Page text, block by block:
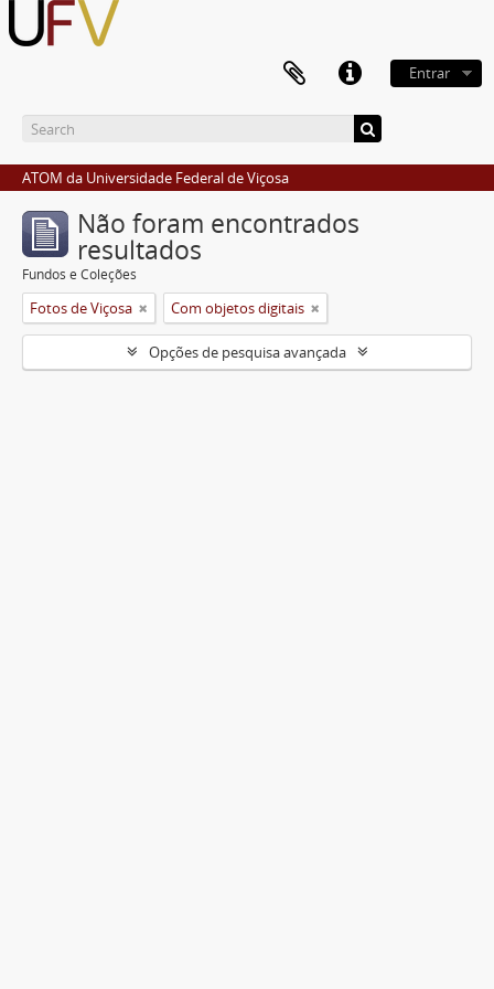
Entrar
ATOM da Universidade Federal de Viçosa
Não foram encontrados
resultados
Fundos e Coleções
Fotos de Viçosa Com objetos digitais
Opções de pesquisa avançada